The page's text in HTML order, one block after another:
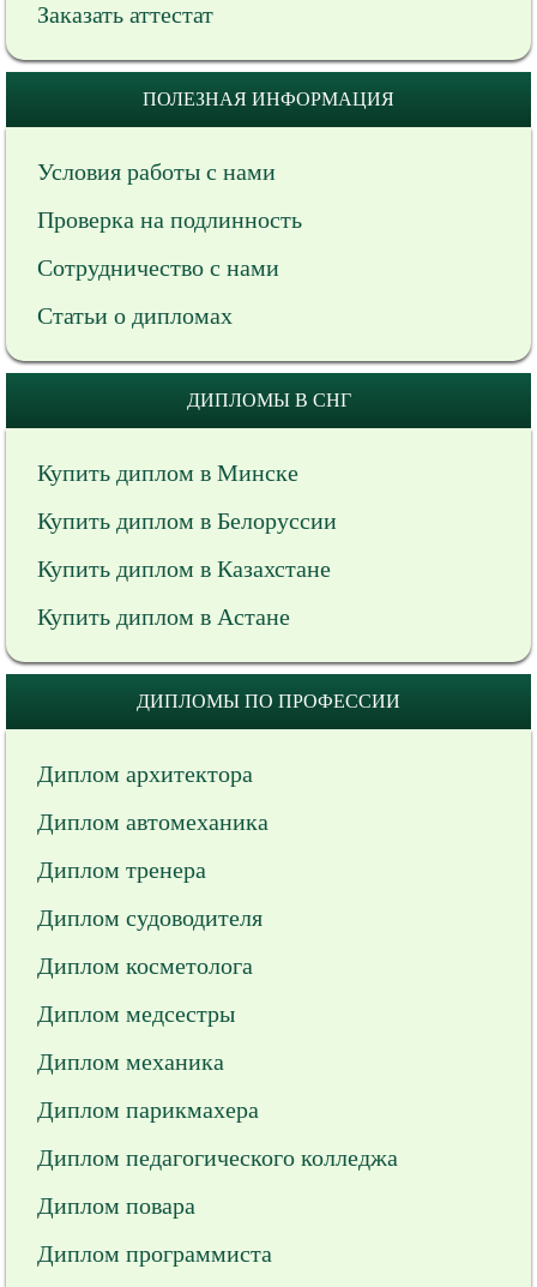
Заказать аттестат
ПОЛЕЗНАЯ ИНФОРМАЦИЯ
Условия работы с нами
Проверка на подлинность
Сотрудничество с нами
Статьи о дипломах
ДИПЛОМЫ В СНГ
Купить диплом в Минске
Купить диплом в Белоруссии
Купить диплом в Казахстане
Купить диплом в Астане
ДИПЛОМЫ ПО ПРОФЕССИИ
Диплом архитектора
Диплом автомеханика
Диплом тренера
Диплом судоводителя
Диплом косметолога
Диплом медсестры
Диплом механика
Диплом парикмахера
Диплом педагогического колледжа
Диплом повара
Диплом программиста